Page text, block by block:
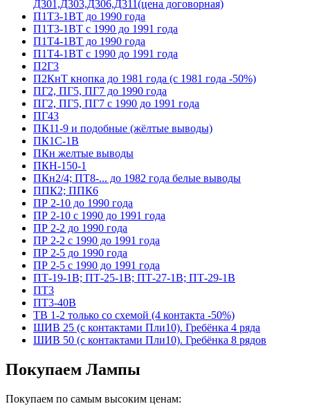
Д301,Д303,Д306,Д311(цена договорная)
П1Т3-1ВТ до 1990 года
П1Т3-1ВТ с 1990 до 1991 года
П1Т4-1ВТ до 1990 года
П1Т4-1ВТ с 1990 до 1991 года
П2Г3
П2КнТ кнопка до 1981 года (с 1981 года -50%)
ПГ2, ПГ5, ПГ7 до 1990 года
ПГ2, ПГ5, ПГ7 с 1990 до 1991 года
ПГ43
ПК11-9 и подобные (жёлтые выводы)
ПК1С-1В
ПКн желтые выводы
ПКН-150-1
ПКн2/4; ПТ8-... до 1982 года белые выводы
ППК2; ППК6
ПР 2-10 до 1990 года
ПР 2-10 с 1990 до 1991 года
ПР 2-2 до 1990 года
ПР 2-2 с 1990 до 1991 года
ПР 2-5 до 1990 года
ПР 2-5 с 1990 до 1991 года
ПТ-19-1В; ПТ-25-1В; ПТ-27-1В; ПТ-29-1В
ПТ3
ПТ3-40В
ТВ 1-2 только со схемой (4 контакта -50%)
ШИВ 25 (с контактами Пли10). Гребёнка 4 ряда
ШИВ 50 (с контактами Пли10). Гребёнка 8 рядов
Покупаем Лампы
Покупаем по самым высоким ценам: